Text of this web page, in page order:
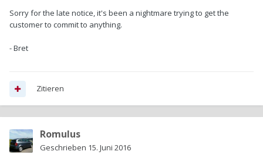
Sorry for the late notice, it's been a nightmare trying to get the
customer to commit to anything.
- Bret
Zitieren
Romulus
Geschrieben 15. Juni 2016